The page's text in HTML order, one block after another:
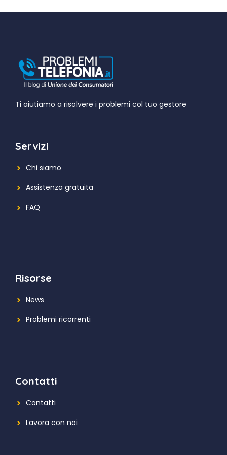
Ti aiutiamo a risolvere i problemi col tuo gestore
Servizi
Chi siamo
Assistenza gratuita
FAQ
Risorse
News
Problemi ricorrenti
Contatti
Contatti
Lavora con noi